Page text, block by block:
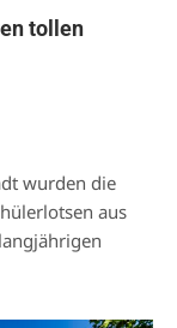
tollen
wurden die
aus